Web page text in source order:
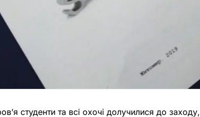
студенти та всі охочі долучилися до заходу,